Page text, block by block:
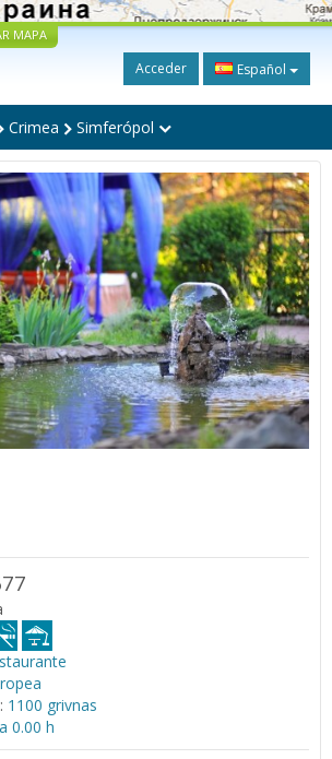
MAPA
Acceder Español
Crimea Simferópol
1100 grivnas
0.00 h